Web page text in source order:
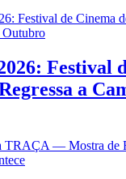
Festival
a
TRAÇA — Mostra de